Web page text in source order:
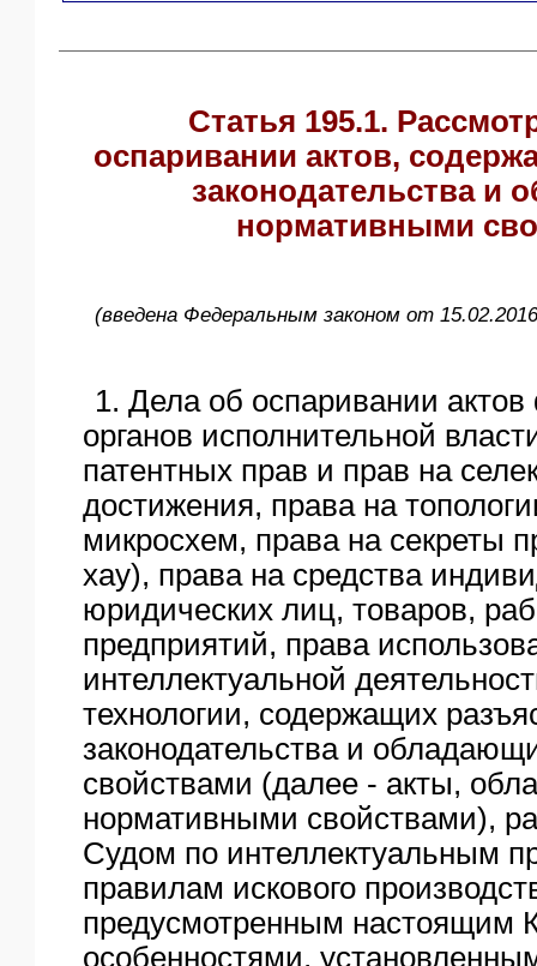
Статья 195.1.
оспаривании актов,
законодательства и
нормативными
(введена Федеральным законом от
1. Дела об оспаривании
органов исполнительной
патентных прав и прав на
достижения, права на
микросхем, права на секреты
хау), права на средства
юридических лиц, товаров,
предприятий, права
интеллектуальной
технологии, содержащих
законодательства и
свойствами (далее - акты,
нормативными свойствами),
Судом по интеллектуальным
правилам искового
предусмотренным настоящим
особенностями,